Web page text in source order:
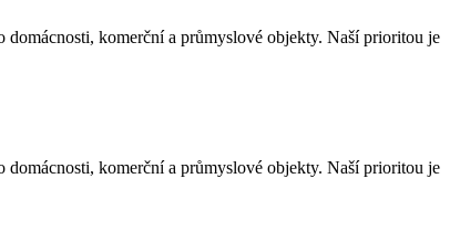
domácnosti, komerční a průmyslové objekty. Naší prioritou je
domácnosti, komerční a průmyslové objekty. Naší prioritou je